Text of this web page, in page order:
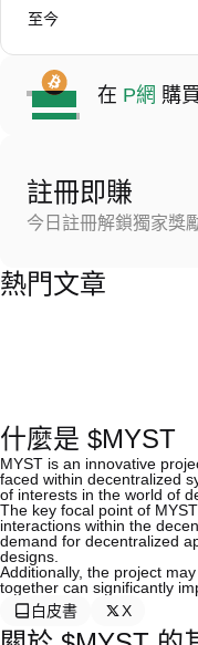
至今
在 P網 購
註冊即賺
今日註冊解鎖獨家獎
熱門文章
什麼是 $MYST
MYST is an innovative
faced within decentralized
of interests in the world of
The key focal point of
interactions within the
demand for decentralized
designs.
Additionally, the project
together can significantly
白皮書
X